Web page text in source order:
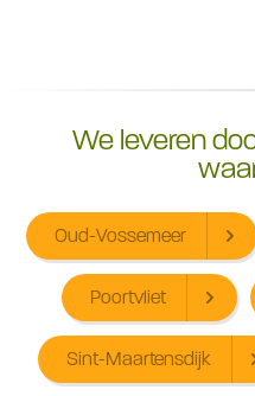
We leveren
Oud-Vossemeer
Poortvliet
Sint-Maartensdijk